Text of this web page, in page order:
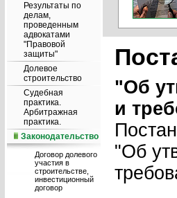
Результаты по
делам,
проведенным
адвокатами
"Правовой
защиты"
Долевое
строительство
Судебная
практика.
Арбитражная
практика.
Законодательство
Договор долевого
участия в
строительстве,
инвестиционный
договор
"Об
и
"Об